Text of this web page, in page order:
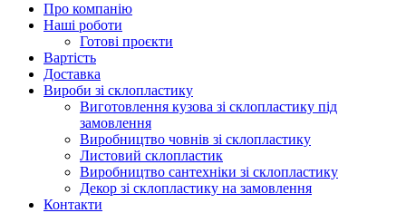
Про компанію
Наші роботи
Готові проєкти
Вартість
Доставка
Вироби зі склопластику
Виготовлення кузова зі склопластику під
замовлення
Виробництво човнів зі склопластику
Листовий склопластик
Виробництво сантехніки зі склопластику
Декор зі склопластику на замовлення
Контакти